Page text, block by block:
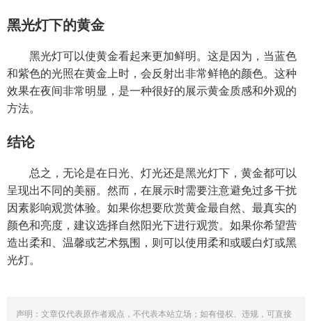
黑光灯下的黄金
黑光灯可以使黄金看起来更加鲜明。这是因为，当蓝色
和紫色的光照在黄金上时，会反射出非常鲜艳的颜色。这种
效果在夜间非常明显，是一种很好的展示黄金质感和外观的
方法。
结论
总之，无论是在日光、灯光还是黑光灯下，黄金都可以
呈现出不同的美丽。然而，在展示时需要注意避免过多干扰
因素影响观赏体验。如果你想要欣赏黄金最自然、最真实的
颜色和亮度，建议选择自然阳光下进行观赏。如果你希望营
造出柔和、温馨或艺术氛围，则可以使用柔和或暖白灯或黑
光灯。
声明：文章仅代表原作者观点，不代表本站立场；如有侵权、违规，可直接